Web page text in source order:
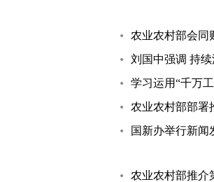
农业农村部会同
刘国中强调 持
学习运用“千万
农业农村部部署
国新办举行新闻
农业农村部推介